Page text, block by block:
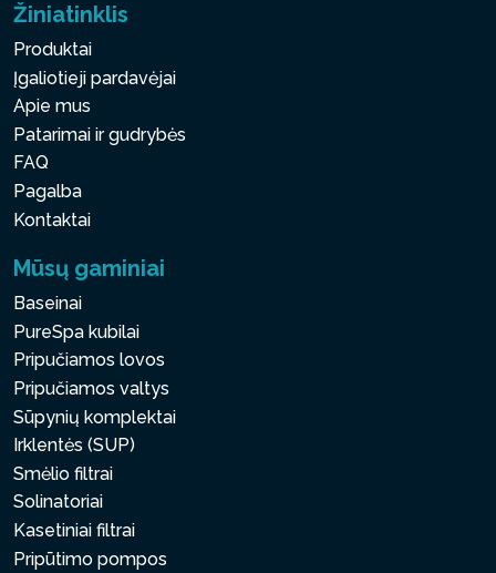
Žiniatinklis
Produktai
Įgaliotieji pardavėjai
Apie mus
Patarimai ir gudrybės
FAQ
Pagalba
Kontaktai
Mūsų gaminiai
Baseinai
PureSpa kubilai
Pripučiamos lovos
Pripučiamos valtys
Sūpynių komplektai
Irklentės (SUP)
Smėlio filtrai
Solinatoriai
Kasetiniai filtrai
Pripūtimo pompos